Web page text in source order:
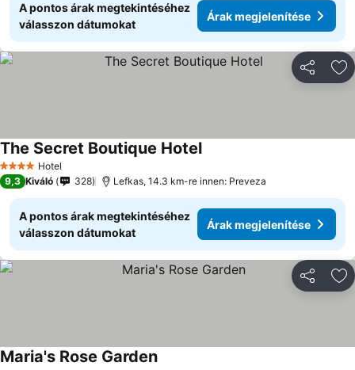
A pontos árak megtekintéséhez
válasszon dátumokat
Árak megjelenítése
4 KategóriaHotel
The Secret Boutique Hotel
9,3 Kiváló 328 Lefkas, 14.3 km-re innen: Preveza
A pontos árak megtekintéséhez
válasszon dátumokat
Árak megjelenítése
Maria's Rose Garden